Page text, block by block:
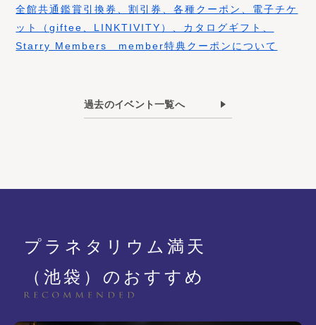
全館共通鑑賞引換券、割引券、各種クーポン、電子チケ
ット（giftee、LINKTIVITY）、カタログギフト、
Starry Members member特典クーポンについて
過去のイベント一覧へ
プラネタリウム満天
（池袋）のおすすめ